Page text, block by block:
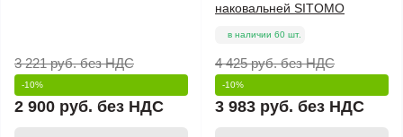
3 221 руб.без НДС
-10%
2 900 руб. без НДС
наковальней SITOMO
в наличии 60 шт.
4 425 руб.без НДС
-10%
3 983 руб. без НДС